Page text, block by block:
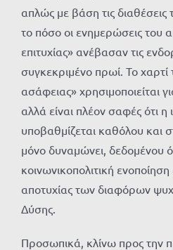
απλώς με βάση τις
το πόσο οι ενημερώσεις του
επιτυχίας» ανέβασαν τις
συγκεκριμένο πρωί. Το χαρτί
ασάφειας» χρησιμοποιείται
αλλά είναι πλέον σαφές ότι η
υποβαθμίζεται καθόλου και
μόνο δυναμώνει, δεδομένου
κοινωνικοπολιτική
αποτυχίας των διαφόρων
Δύσης.
Προσωπικά, κλίνω προς την